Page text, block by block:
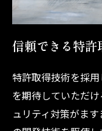
信頼できる特
特許取得技術を採
を期待していただ
ュリティ対策がま